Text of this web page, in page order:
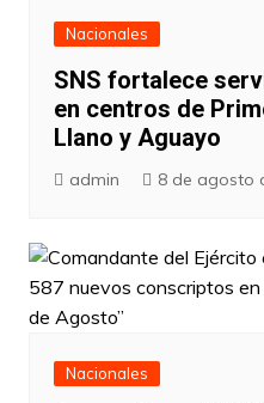
Nacionales
SNS fortalece
en centros de
Llano y Aguayo
admin 8 de agosto
Nacionales